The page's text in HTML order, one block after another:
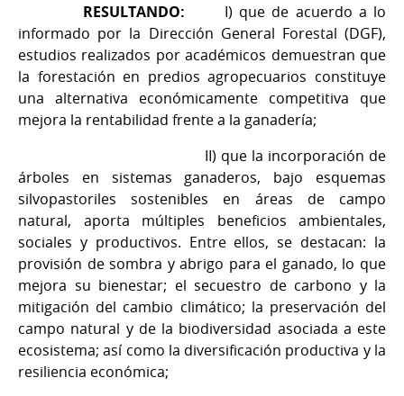
RESULTANDO: I) que de acuerdo a lo
informado por la Dirección General Forestal (DGF),
estudios realizados por académicos demuestran que
la forestación en predios agropecuarios constituye
una alternativa económicamente competitiva que
mejora la rentabilidad frente a la ganadería;
II) que la incorporación de
árboles en sistemas ganaderos, bajo esquemas
silvopastoriles sostenibles en áreas de campo
natural, aporta múltiples beneficios ambientales,
sociales y productivos. Entre ellos, se destacan: la
provisión de sombra y abrigo para el ganado, lo que
mejora su bienestar; el secuestro de carbono y la
mitigación del cambio climático; la preservación del
campo natural y de la biodiversidad asociada a este
ecosistema; así como la diversificación productiva y la
resiliencia económica;